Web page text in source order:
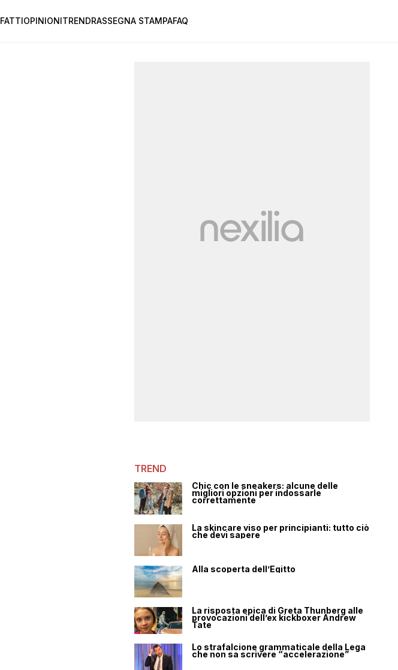
FATTIOPINIONITRENDRASSEGNA STAMPAFAQ
TREND
Chic con le sneakers: alcune delle
migliori opzioni per indossarle
correttamente
La skincare viso per principianti: tutto ciò
che devi sapere
Alla scoperta dell’Egitto
La risposta epica di Greta Thunberg alle
provocazioni dell’ex kickboxer Andrew
Tate
Lo strafalcione grammaticale della Lega
che non sa scrivere “accelerazione”